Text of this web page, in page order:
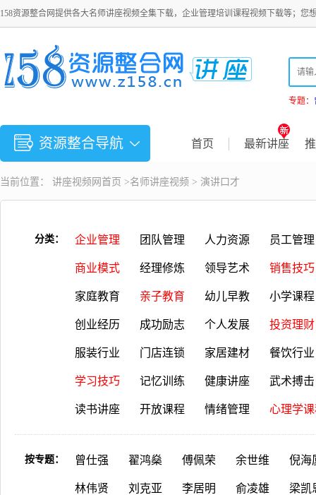
158资源整合网提供各大名师讲座视频全集下载，企业管理培训课程视频下载等；您
专题：
资源整合导航 首页 最新讲座
当前位置： 讲座视频 网首页 >名师讲座视频 > 演讲口才
分类： 企业管理 团队管理 人力资源 员工管理
商业模式 经理修炼 领导艺术 销售技巧
家庭教育 亲子教育 幼儿早教 小学课程
创业经历 成功励志 个人发展 投资理财
服装行业 门店连锁 家居建材 餐饮行业
学习技巧 记忆训练 健康讲座 武术搏击
读书讲座 开放课程 情绪管理 心理学
按专题： 曾仕强 翟鸿燊 傅佩荣 余世维 倪海
林伟贤 刘克亚 李居明 俞凌雄 梁凯